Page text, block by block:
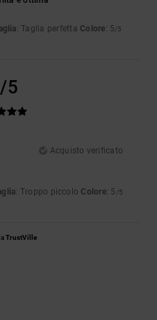
: Taglia perfetta Colore: 5/5
/5
Acquisto verificato
: Troppo piccolo Colore: 5 /5
TrustVille